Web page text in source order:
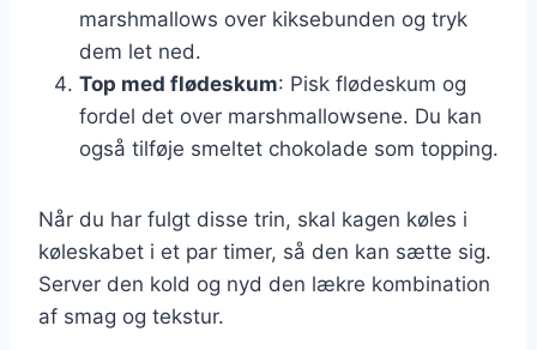
marshmallows over kiksebunden og tryk
dem let ned.
Top med flødeskum: Pisk flødeskum og
fordel det over marshmallowsene. Du kan
også tilføje smeltet chokolade som topping.
Når du har fulgt disse trin, skal kagen køles i
køleskabet i et par timer, så den kan sætte sig.
Server den kold og nyd den lækre kombination
af smag og tekstur.